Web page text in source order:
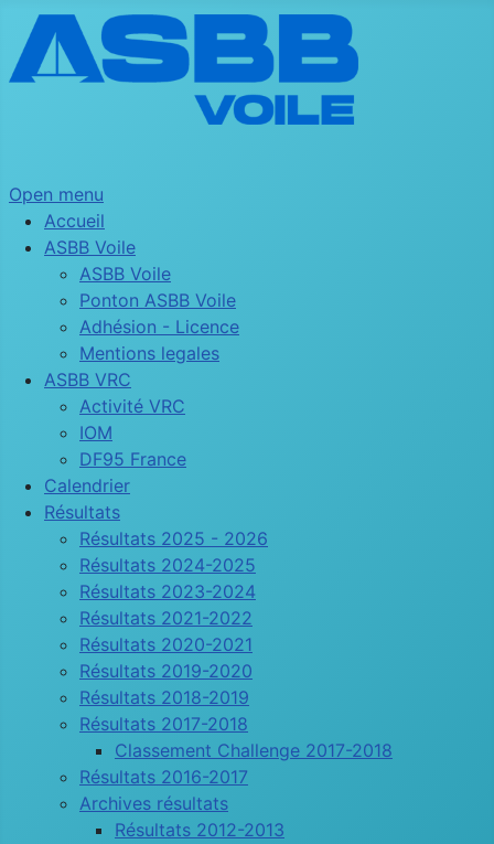
Open menu
Accueil
ASBB Voile
ASBB Voile
Ponton ASBB Voile
Adhésion - Licence
Mentions legales
ASBB VRC
Activité VRC
IOM
DF95 France
Calendrier
Résultats
Résultats 2025 - 2026
Résultats 2024-2025
Résultats 2023-2024
Résultats 2021-2022
Résultats 2020-2021
Résultats 2019-2020
Résultats 2018-2019
Résultats 2017-2018
Classement Challenge 2017-2018
Résultats 2016-2017
Archives résultats
Résultats 2012-2013